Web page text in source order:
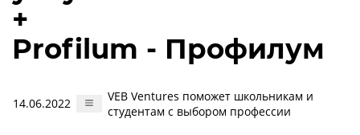
+
Profilum - Профилум
14.06.2022
VEB Ventures поможет школьникам и
студентам с выбором профессии